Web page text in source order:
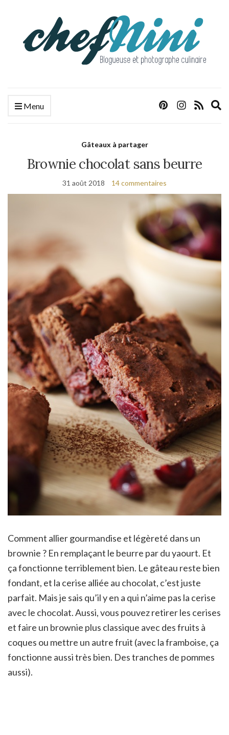
Menu
Gâteaux à partager
Brownie chocolat sans beurre
31 août 2018 14 commentaires
Comment allier gourmandise et légèreté dans un
brownie ? En remplaçant le beurre par du yaourt. Et
ça fonctionne terriblement bien. Le gâteau reste bien
fondant, et la cerise alliée au chocolat, c’est juste
parfait. Mais je sais qu’il y en a qui n’aime pas la cerise
avec le chocolat. Aussi, vous pouvez retirer les cerises
et faire un brownie plus classique avec des fruits à
coques ou mettre un autre fruit (avec la framboise, ça
fonctionne aussi très bien. Des tranches de pommes
aussi).